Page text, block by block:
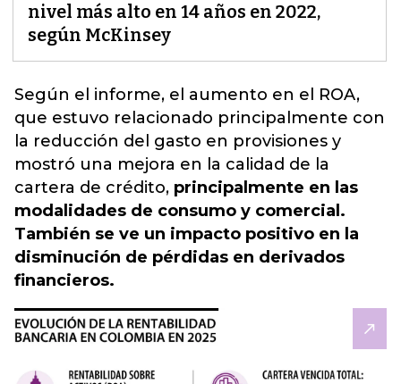
nivel más alto en 14 años en 2022,
según McKinsey
Según el informe, el aumento en el ROA,
que estuvo relacionado principalmente con
la reducción del gasto en provisiones y
mostró una mejora en la calidad de la
cartera de crédito, principalmente en las
modalidades de consumo y comercial.
También se ve un impacto positivo en la
disminución de pérdidas en derivados
financieros.